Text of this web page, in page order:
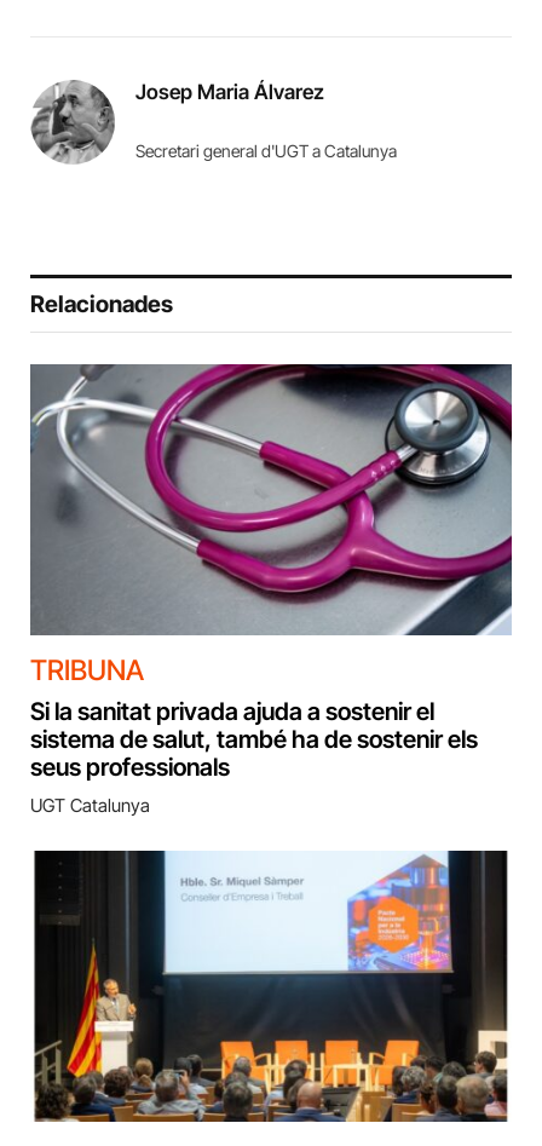
Josep Maria Álvarez
Secretari general d'UGT a Catalunya
Relacionades
TRIBUNA
Si la sanitat privada ajuda a sostenir el
sistema de salut, també ha de sostenir els
seus professionals
UGT Catalunya